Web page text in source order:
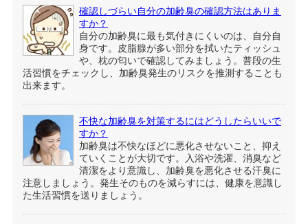
確認しづらい自分の加齢臭の確認方法はありま
すか？
自分の加齢臭に最も気付きにくいのは、自分自
身です。皮脂腺が多い部分を拭いたティッシュ
や、枕の匂いで確認してみましょう。普段の生
活習慣をチェックし、加齢臭発生のリスクを推測することも
出来ます。
不快な加齢臭を対策するにはどうしたらいいで
すか？
加齢臭は不快なほどに悪化させないこと、抑え
ていくことが大切です。入浴や洗濯、消臭など
清潔をより意識し、加齢臭を悪化させる汗臭に
注意しましょう。発生そのものを減らすには、健康を意識し
た生活習慣を送りましょう。